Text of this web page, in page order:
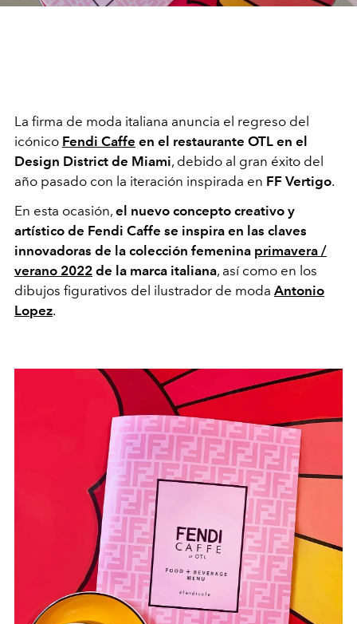
La firma de moda italiana anuncia el regreso del
icónico Fendi Caffe en el restaurante OTL en el
Design District de Miami, debido al gran éxito del
año pasado con la iteración inspirada en FF Vertigo.
En esta ocasión, el nuevo concepto creativo y
artístico de Fendi Caffe se inspira en las claves
innovadoras de la colección femenina primavera /
verano 2022 de la marca italiana, así como en los
dibujos figurativos del ilustrador de moda Antonio
Lopez.